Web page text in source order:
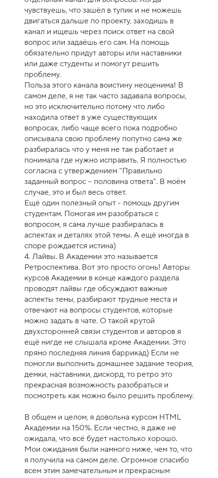
чувствуешь, что зашёл в тупик и не можешь
двигаться дальше по проекту, заходишь в
канал и ищешь через поиск ответ на свой
вопрос или задаёшь его сам. На помощь
обязательно придут авторы или наставники
или даже студенты и помогут решить
проблему.
Польза этого канала воистину неоценима! В
самом деле, я не так часто задавала вопросы,
но это исключительно потому что либо
находила ответ в уже существующих
вопросах, либо чаще всего пока подробно
описывала свою проблему попутно сама же
разбиралась что у меня не так работает и
понимала где нужно исправить. Я полностью
согласна с утверждением "Правильно
заданный вопрос – половина ответа". В моём
случае, это и был весь ответ.
Ещё один полезный опыт - помощь другим
студентам. Помогая им разобраться с
вопросом, я сама лучше разбиралась в
аспектах и деталях этой темы. А ещё иногда в
споре рождается истина)
4. Лайвы. В Академии это называется
Ретроспектива. Вот это просто огонь! Авторы
курсов Академии в конце каждого раздела
проводят лайвы где обсуждают важные
аспекты темы, разбирают трудные места и
отвечают на вопросы студентов, которые
можно задать в чате. О такой крутой
двухсторонней связи студентов и авторов я
ещё нигде не слышала кроме Академии. Это
прямо последняя линия баррикад) Если не
помогли выполнить домашнее задание теория,
демки, наставники, дискорд, то ретро это
прекрасная возможность разобраться и
посмотреть как можно было решить проблему.
В общем и целом, я довольна курсом HTML
Академии на 150%. Если честно, я даже не
ожидала, что всё будет настолько хорошо.
Мои ожидания были намного ниже, чем то, что
я получила на самом деле. Огромное спасибо
всем этим замечательным и прекрасным